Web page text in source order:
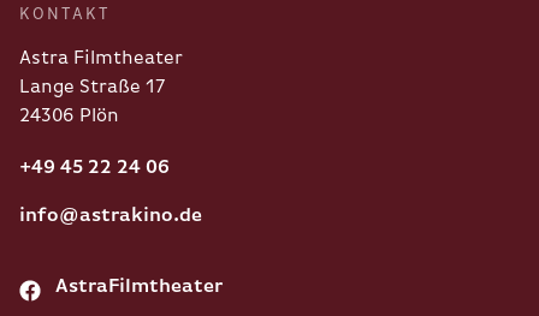
KONTAKT
Astra Filmtheater
Lange Straße 17
24306 Plön
+49 45 22 24 06
info@astrakino.de
AstraFilmtheater